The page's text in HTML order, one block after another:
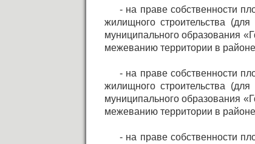
- на праве собственности
жилищного строительства
муниципального образования
межеванию территории в
- на праве собственности
жилищного строительства
муниципального образования
межеванию территории в
- на праве собственности